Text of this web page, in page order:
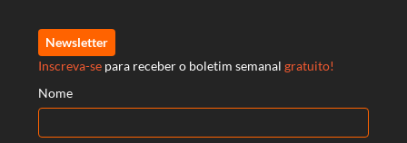
Newsletter
Inscreva-se para receber o boletim semanal gratuito!
Nome